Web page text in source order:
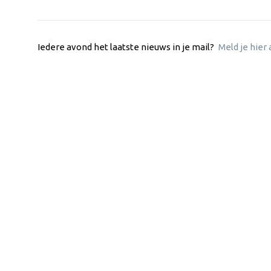
Iedere avond het laatste nieuws in je mail? Meld je hier